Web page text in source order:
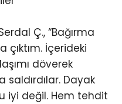
Ç., “Bağırma
çıktım. İçerideki
döverek
saldırdılar. Dayak
iyi değil. Hem tehdit